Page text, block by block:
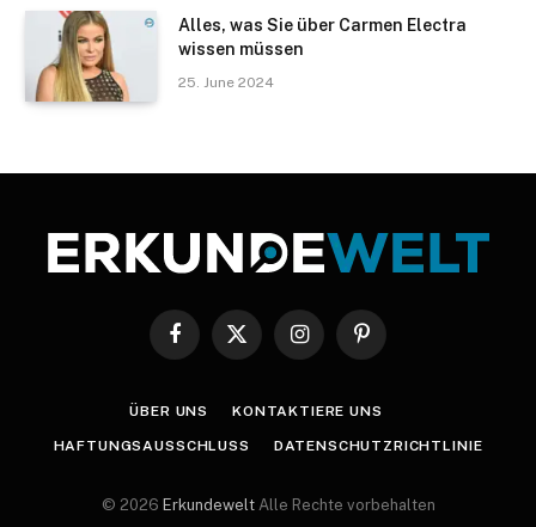
Alles, was Sie über Carmen Electra
wissen müssen
25. June 2024
Facebook
X
InstagramPinterest
ÜBER UNS KONTAKTIERE UNS
HAFTUNGSAUSSCHLUSS DATENSCHUTZRICHTLINIE
© 2026 Erkundewelt Alle Rechte vorbehalten